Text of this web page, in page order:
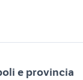
e provincia